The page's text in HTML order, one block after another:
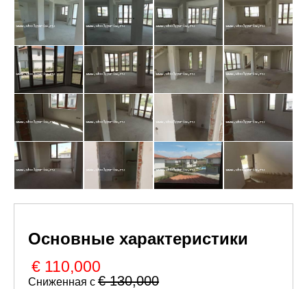
Основные характеристики
€ 110,000
Сниженная с € 130,000